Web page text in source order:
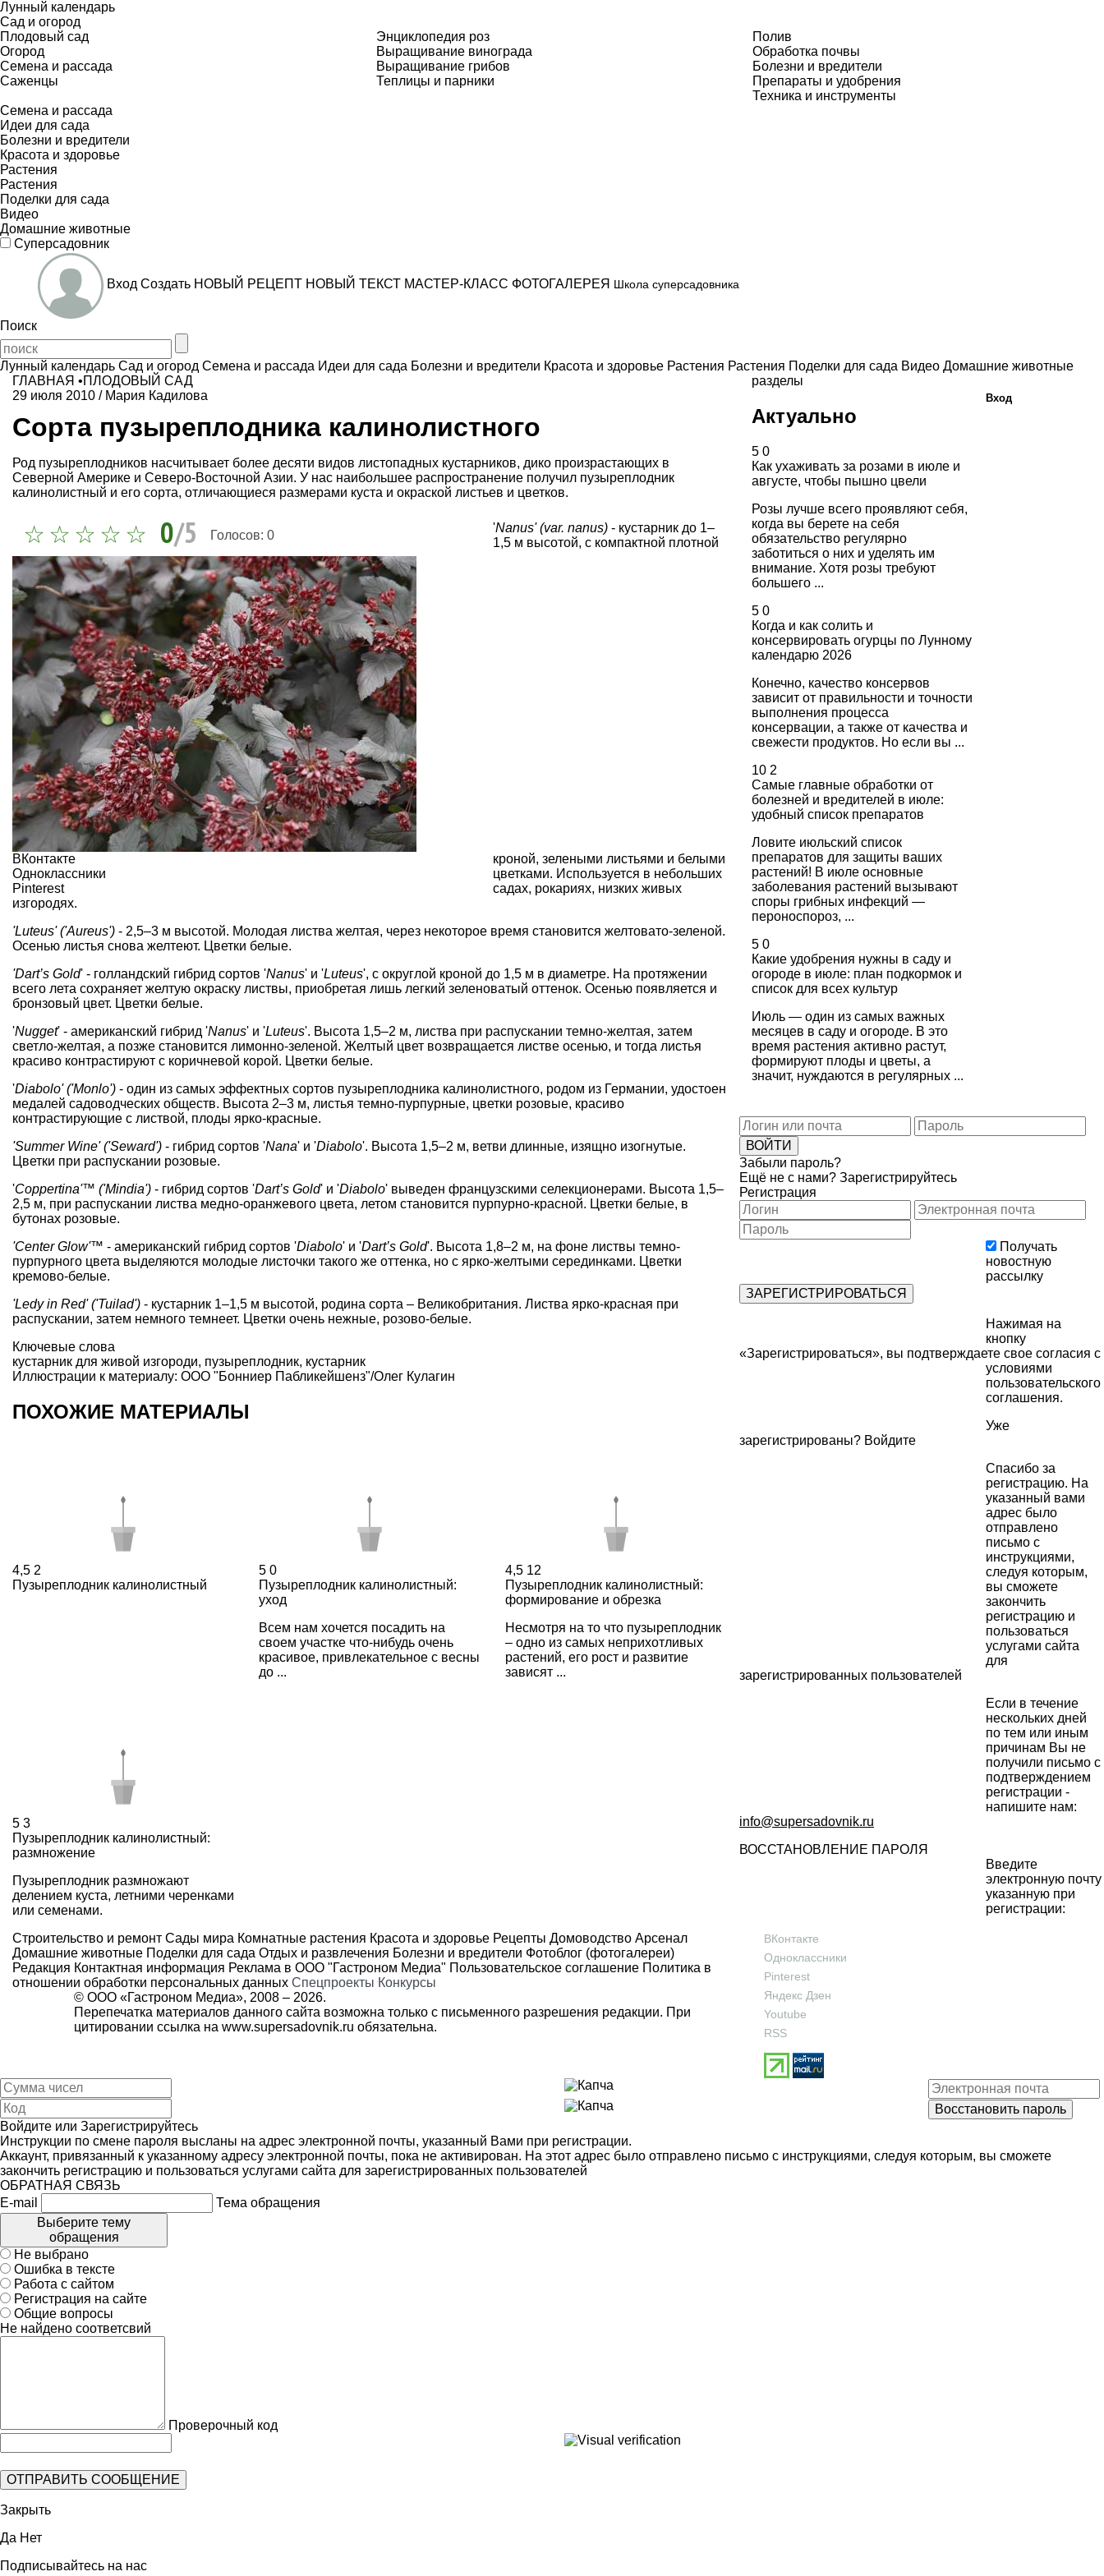
Лунный календарь
Сад и огород
Плодовый сад
Огород
Семена и рассада
Саженцы
Энциклопедия роз
Выращивание винограда
Выращивание грибов
Теплицы и парники
Полив
Обработка почвы
Болезни и вредители
Препараты и удобрения
Техника и инструменты
Семена и рассада
Идеи для сада
Болезни и вредители
Красота и здоровье
Растения
Растения
Поделки для сада
Видео
Домашние животные
Суперсадовник
Вход Создать НОВЫЙ РЕЦЕПТ НОВЫЙ ТЕКСТ МАСТЕР-КЛАСС ФОТОГАЛЕРЕЯ Школа суперсадовника
Поиск
Лунный календарь Сад и огород Семена и рассада Идеи для сада Болезни и вредители Красота и здоровье Растения Растения Поделки для сада Видео Домашние животные
ГЛАВНАЯ •ПЛОДОВЫЙ САД
29 июля 2010 / Мария Кадилова
Сорта пузыреплодника калинолистного
Род пузыреплодников насчитывает более десяти видов листопадных кустарников, дико произрастающих в
Северной Америке и Северо-Восточной Азии. У нас наибольшее распространение получил пузыреплодник
калинолистный и его сорта, отличающиеся размерами куста и окраской листьев и цветков.
0/5 Голосов: 0
ВКонтакте
Одноклассники
Pinterest
'Nanus' (var. nanus)- кустарник до 1–
1,5 м высотой, с компактной плотной
кроной, зелеными листьями и белыми
цветками. Используется в небольших
садах, рокариях, низких живых
изгородях.
'Luteus' ('Aureus') - 2,5–3 м высотой. Молодая листва желтая, через некоторое время становится желтовато-зеленой.
Осенью листья снова желтеют. Цветки белые.
'Dart’s Gold' - голландский гибрид сортов 'Nanus' и 'Luteus', с округлой кроной до 1,5 м в диаметре. На протяжении
всего лета сохраняет желтую окраску листвы, приобретая лишь легкий зеленоватый оттенок. Осенью появляется и
бронзовый цвет. Цветки белые.
'Nugget' - американский гибрид 'Nanus' и 'Luteus'. Высота 1,5–2 м, листва при распускании темно-желтая, затем
светло-желтая, а позже становится лимонно-зеленой. Желтый цвет возвращается листве осенью, и тогда листья
красиво контрастируют с коричневой корой. Цветки белые.
'Diabolo' ('Monlo') - один из самых эффектных сортов пузыреплодника калинолистного, родом из Германии, удостоен
медалей садоводческих обществ. Высота 2–3 м, листья темно-пурпурные, цветки розовые, красиво
контрастирующие с листвой, плоды ярко-красные.
'Summer Wine' ('Seward') - гибрид сортов 'Nana' и 'Diabolo'. Высота 1,5–2 м, ветви длинные, изящно изогнутые.
Цветки при распускании розовые.
'Coppertina'™ ('Mindia') - гибрид сортов 'Dart’s Gold' и 'Diabolo' выведен французскими селекционерами. Высота 1,5–
2,5 м, при распускании листва медно-оранжевого цвета, летом становится пурпурно-красной. Цветки белые, в
бутонах розовые.
'Center Glow'™ - американский гибрид сортов 'Diabolo' и 'Dart’s Gold'. Высота 1,8–2 м, на фоне листвы темно-
пурпурного цвета выделяются молодые листочки такого же оттенка, но с ярко-желтыми серединками. Цветки
кремово-белые.
'Ledy in Red' ('Tuilad') - кустарник 1–1,5 м высотой, родина сорта – Великобритания. Листва ярко-красная при
распускании, затем немного темнеет. Цветки очень нежные, розово-белые.
Ключевые слова
кустарник для живой изгороди, пузыреплодник, кустарник
Иллюстрации к материалу: ООО "Бонниер Пабликейшенз"/Олег Кулагин
ПОХОЖИЕ МАТЕРИАЛЫ
4,5 2
Пузыреплодник калинолистный
5 0
Пузыреплодник калинолистный:
уход
Всем нам хочется посадить на
своем участке что-нибудь очень
красивое, привлекательное с весны
до ...
4,5 12
Пузыреплодник калинолистный:
формирование и обрезка
Несмотря на то что пузыреплодник
– одно из самых неприхотливых
растений, его рост и развитие
зависят ...
5 3
Пузыреплодник калинолистный:
размножение
Пузыреплодник размножают
делением куста, летними черенками
или семенами.
разделы
Актуально
5 0
Как ухаживать за розами в июле и
августе, чтобы пышно цвели
Розы лучше всего проявляют себя,
когда вы берете на себя
обязательство регулярно
заботиться о них и уделять им
внимание. Хотя розы требуют
большего ...
5 0
Когда и как солить и
консервировать огурцы по Лунному
календарю 2026
Конечно, качество консервов
зависит от правильности и точности
выполнения процесса
консервации, а также от качества и
свежести продуктов. Но если вы ...
10 2
Самые главные обработки от
болезней и вредителей в июле:
удобный список препаратов
Ловите июльский список
препаратов для защиты ваших
растений! В июле основные
заболевания растений вызывают
споры грибных инфекций —
пероноспороз, ...
5 0
Какие удобрения нужны в саду и
огороде в июле: план подкормок и
список для всех культур
Июль — один из самых важных
месяцев в саду и огороде. В это
время растения активно растут,
формируют плоды и цветы, а
значит, нуждаются в регулярных ...
Строительство и ремонт Сады мира Комнатные растения Красота и здоровье Рецепты Домоводство Арсенал
Домашние животные Поделки для сада Отдых и развлечения Болезни и вредители Фотоблог (фотогалереи)
Редакция Контактная информация Реклама в ООО "Гастроном Медиа" Пользовательское соглашение Политика в
отношении обработки персональных данных Спецпроекты Конкурсы
© ООО «Гастроном Медиа», 2008 – 2026.
Перепечатка материалов данного сайта возможна только с письменного разрешения редакции. При
цитировании ссылка на www.supersadovnik.ru обязательна.
ВКонтакте
Одноклассники
Pinterest
Яндекс Дзен
Youtube
RSS
Вход
Забыли пароль?
Ещё не с нами? Зарегистрируйтесь
Регистрация
Получать
новостную
рассылку
Нажимая на
кнопку
«Зарегистрироваться», вы подтверждаете свое согласия с
условиями
пользовательского
соглашения.
Уже
зарегистрированы? Войдите
Спасибо за
регистрацию. На
указанный вами
адрес было
отправлено
письмо с
инструкциями,
следуя которым,
вы сможете
закончить
регистрацию и
пользоваться
услугами сайта
для
зарегистрированных пользователей
Если в течение
нескольких дней
по тем или иным
причинам Вы не
получили письмо с
подтверждением
регистрации -
напишите нам:
info@supersadovnik.ru
ВОССТАНОВЛЕНИЕ ПАРОЛЯ
Введите
электронную почту
указанную при
регистрации:
Войдите или Зарегистрируйтесь
Инструкции по смене пароля высланы на адрес электронной почты, указанный Вами при регистрации.
Аккаунт, привязанный к указанному адресу электронной почты, пока не активирован. На этот адрес было отправлено письмо с инструкциями, следуя которым, вы сможете
закончить регистрацию и пользоваться услугами сайта для зарегистрированных пользователей
ОБРАТНАЯ СВЯЗЬ
E-mail
Тема обращения
Выберите тему
обращения
Не выбрано
Ошибка в тексте
Работа с сайтом
Регистрация на сайте
Общие вопросы
Не найдено соответсвий
Проверочный код
Закрыть
Да Нет
Подписывайтесь на нас